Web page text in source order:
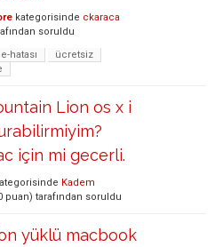
kategorisinde ckaraca
soruldu
hatası
ücretsiz
Lion os x i
için mi gecerli.
Kadem
puan) tarafından soruldu
yüklü macbook